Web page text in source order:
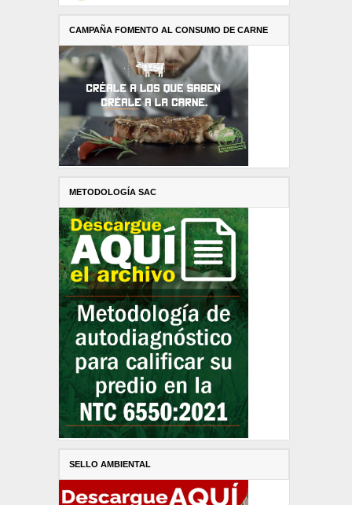
CAMPAÑA FOMENTO AL CONSUMO DE CARNE
METODOLOGÍA SAC
SELLO AMBIENTAL